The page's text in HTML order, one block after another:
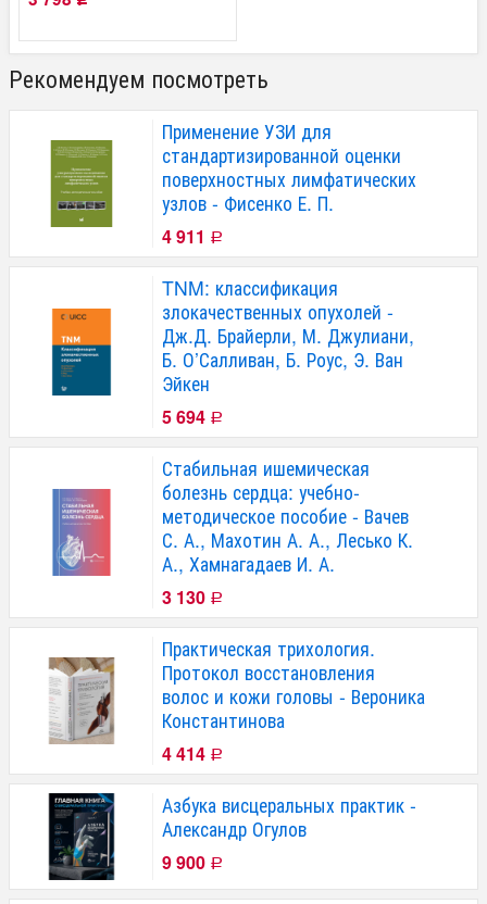
Рекомендуем посмотреть
Применение УЗИ для
стандартизированной оценки
поверхностных лимфатических
узлов - Фисенко Е. П.
4 911 Р
TNM: классификация
злокачественных опухолей -
Дж.Д. Брайерли, М. Джулиани,
Б. О’Салливан, Б. Роус, Э. Ван
Эйкен
5 694 Р
Стабильная ишемическая
болезнь сердца: учебно-
методическое пособие - Вачев
С. А., Махотин А. А., Лесько К.
А., Хамнагадаев И. А.
3 130 Р
Практическая трихология.
Протокол восстановления
волос и кожи головы - Вероника
Константинова
4 414 Р
Азбука висцеральных практик -
Александр Огулов
9 900 Р